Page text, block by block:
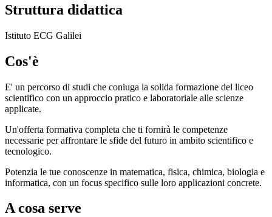
Struttura didattica
Istituto ECG Galilei
Cos'è
E' un percorso di studi che coniuga la solida formazione del liceo
scientifico con un approccio pratico e laboratoriale alle scienze
applicate.
Un'offerta formativa completa che ti fornirà le competenze
necessarie per affrontare le sfide del futuro in ambito scientifico e
tecnologico.
Potenzia le tue conoscenze in matematica, fisica, chimica, biologia e
informatica, con un focus specifico sulle loro applicazioni concrete.
A cosa serve